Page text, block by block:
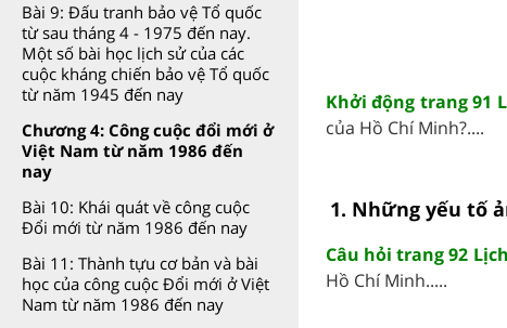
Bài 9: Đấu tranh bảo vệ Tổ quốc
từ sau tháng 4 - 1975 đến nay.
Một số bài học lịch sử của các
cuộc kháng chiến bảo vệ Tổ quốc
từ năm 1945 đến nay
Chương 4: Công cuộc đổi mới ở
Việt Nam từ năm 1986 đến
nay
Bài 10: Khái quát về công cuộc
Đổi mới từ năm 1986 đến nay
Bài 11: Thành tựu cơ bản và bài
học của công cuộc Đổi mới ở Việt
Nam từ năm 1986 đến nay
Khởi động trang 91
của Hồ Chí Minh?....
1. Những yếu tố
Câu hỏi trang 92
Hồ Chí Minh.....